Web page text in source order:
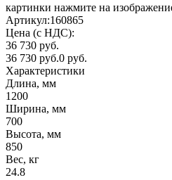
картинки нажмите на
Артикул:160865
Цена (с НДС):
36 730 руб.
36 730 руб.0 руб.
Характеристики
Длина, мм
1200
Ширина, мм
700
Высота, мм
850
Вес, кг
24.8